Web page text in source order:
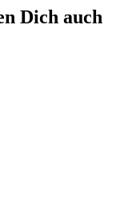
Dich auch